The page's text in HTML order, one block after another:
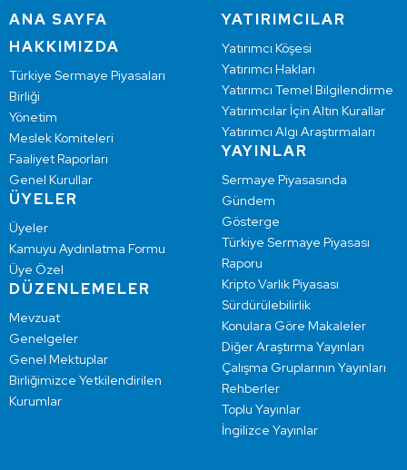
ANA SAYFA
HAKKIMIZDA
Türkiye Sermaye Piyasaları
Birliği
Yönetim
Meslek Komiteleri
Faaliyet Raporları
Genel Kurullar
ÜYELER
Üyeler
Kamuyu Aydınlatma Formu
Üye Özel
DÜZENLEMELER
Mevzuat
Genelgeler
Genel Mektuplar
Birliğimizce Yetkilendirilen
Kurumlar
YATIRIMCILAR
Yatırımcı Köşesi
Yatırımcı Hakları
Yatırımcı Temel Bilgilendirme
Yatırımcılar İçin Altın Kurallar
Yatırımcı Algı Araştırmaları
YAYINLAR
Sermaye Piyasasında
Gündem
Gösterge
Türkiye Sermaye Piyasası
Raporu
Kripto Varlık Piyasası
Sürdürülebilirlik
Konulara Göre Makaleler
Diğer Araştırma Yayınları
Çalışma Gruplarının Yayınları
Rehberler
Toplu Yayınlar
İngilizce Yayınlar